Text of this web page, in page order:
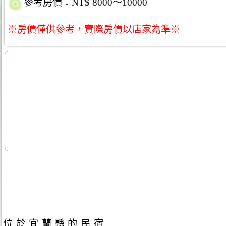
參考房價：NT$ 8000～10000
※房價僅供參考，實際房價以店家為準※
位於宜蘭縣的民宿